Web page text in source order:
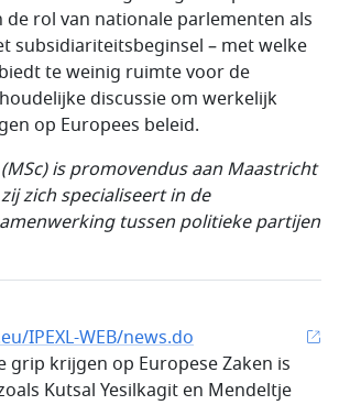
rol van nationale parlementen als
subsidiariteitsbeginsel – met welke
te weinig ruimte voor de
discussie om werkelijk
op Europees beleid.
is promovendus aan Maastricht
zich specialiseert in de
tussen politieke partijen
IPEXL-WEB/news.do
grip krijgen op Europese Zaken is
Kutsal Yesilkagit en Mendeltje